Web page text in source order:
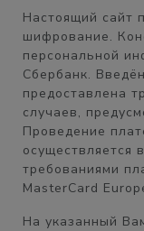
Настоящий сайт
шифрование.
персональной
Сбербанк.
предоставлена
случаев,
Проведение
осуществляется
требованиями
MasterCard
На указанный